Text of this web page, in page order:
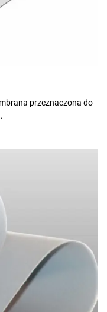
przeznaczona do